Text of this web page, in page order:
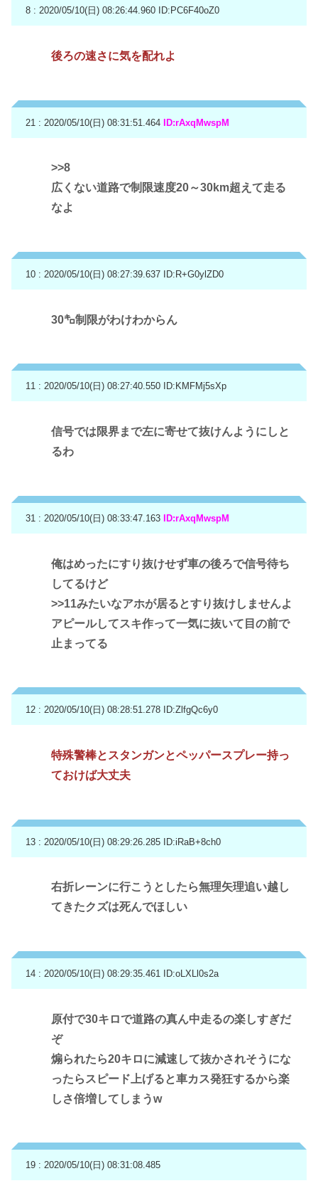
8 : 2020/05/10(日) 08:26:44.960 ID:PC6F40oZ0
後ろの速さに気を配れよ
21 : 2020/05/10(日) 08:31:51.464 ID:rAxqMwspM
>>8
広くない道路で制限速度20～30km超えて走る
なよ
10 : 2020/05/10(日) 08:27:39.637 ID:R+G0ylZD0
30㌔制限がわけわからん
11 : 2020/05/10(日) 08:27:40.550 ID:KMFMj5sXp
信号では限界まで左に寄せて抜けんようにしと
るわ
31 : 2020/05/10(日) 08:33:47.163 ID:rAxqMwspM
俺はめったにすり抜けせず車の後ろで信号待ち
してるけど
>>11みたいなアホが居るとすり抜けしませんよ
アピールしてスキ作って一気に抜いて目の前で
止まってる
12 : 2020/05/10(日) 08:28:51.278 ID:ZlfgQc6y0
特殊警棒とスタンガンとペッパースプレー持っ
ておけば大丈夫
13 : 2020/05/10(日) 08:29:26.285 ID:iRaB+8ch0
右折レーンに行こうとしたら無理矢理追い越し
てきたクズは死んでほしい
14 : 2020/05/10(日) 08:29:35.461 ID:oLXLl0s2a
原付で30キロで道路の真ん中走るの楽しすぎだ
ぞ
煽られたら20キロに減速して抜かされそうにな
ったらスピード上げると車カス発狂するから楽
しさ倍増してしまうw
19 : 2020/05/10(日) 08:31:08.485